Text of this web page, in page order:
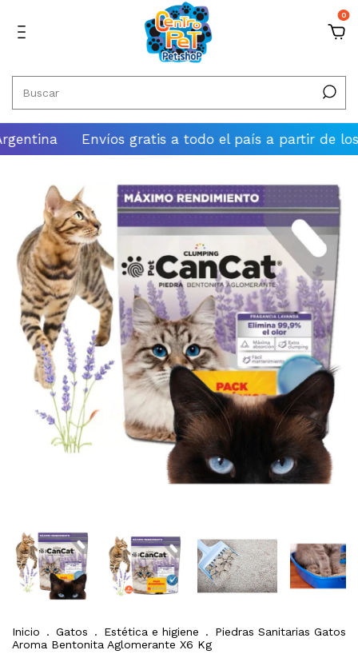
0
Envíos gratis a todo el país a partir de los
Inicio . Gatos . Estética e higiene .
Piedras Sanitarias Gatos
Aroma Bentonita Aglomerante X6 Kg